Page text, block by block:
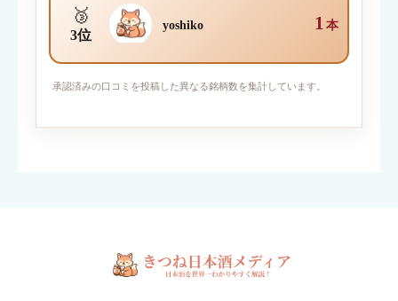
写真を添付
🥉
3位
yoshiko 1 本
承認済みの口コミを投稿した異なる銘柄数を集計しています。